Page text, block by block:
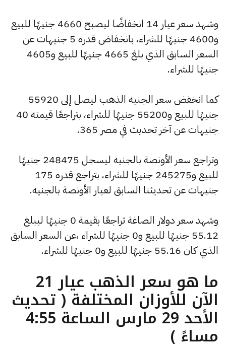
وشهد سعر عيار 14 انخفاضًا ليصبح 4660 جنيهًا للبيع
و4600 جنيهًا للشراء، بانخفاض قدره 5 جنيهات عن
السعر السابق الذي بلغ 4665 جنيهًا للبيع و4605
جنيهًا للشراء.
كما انخفض سعر الجنيه الذهب ليصل إلى 55920
جنيهًا للبيع و55200 جنيهًا للشراء، بتراجعًا قيمته 40
جنيهات عن آخر تحديث في مصر 365.
وتراجع سعر الأونصة بالجنيه ليسجل 248475 جنيهًا
للبيع و245275 جنيهًا للشراء، بتراجع قدره 175
جنيهات عن تحديثنا السابق لعيار الأونصة بالجنيه.
وشهد سعر دولار الصاغة تراجعًا بقيمة 0 جنيهًا ليبلغ
55.12 جنيهًا للبيع و0 جنيهًا للشراء ،عن السعر السابق
الذي كان 55.16 جنيهًا للبيع و0 جنيهًا للشراء.
ما هو سعر الذهب عيار 21
الآن للأوزان المختلفة ( تحديث
الأحد 29 مارس الساعة 4:55
مساءً )